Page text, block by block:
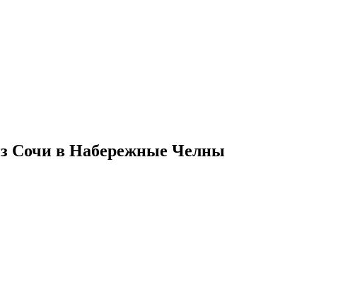
Сочи в Набережные Челны